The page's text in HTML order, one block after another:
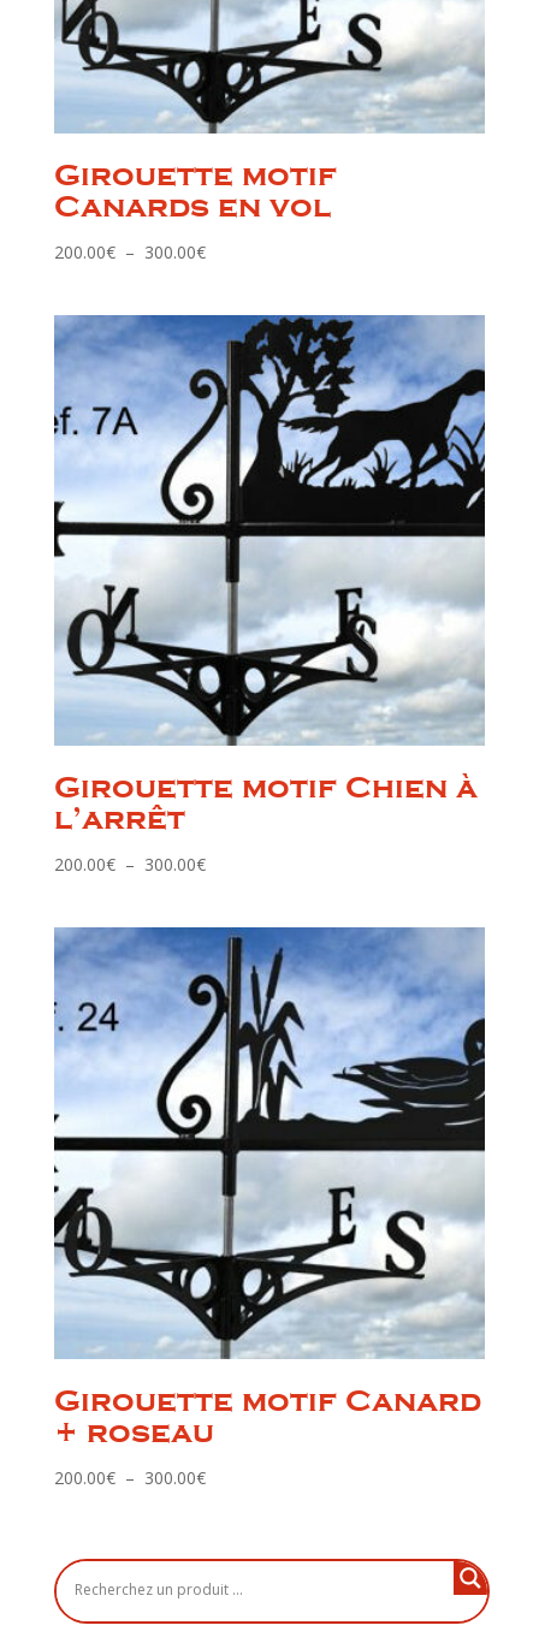
Girouette motif
Canards en vol
200.00€ – 300.00€Plage
200.00€
à
300.00€
Girouette motif Chien à
l’arrêt
200.00€ – 300.00€Plage
200.00€
à
300.00€
Girouette motif Canard
+ roseau
200.00€ – 300.00€Plage
200.00€
à